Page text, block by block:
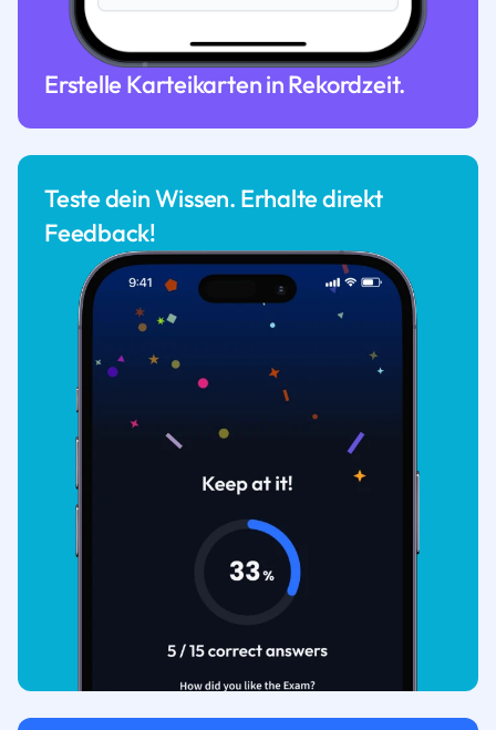
Erstelle Karteikarten in Rekordzeit.
Teste dein Wissen. Erhalte direkt
Feedback!